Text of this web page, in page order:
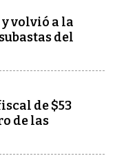
volvió a la
del
de $53
de las